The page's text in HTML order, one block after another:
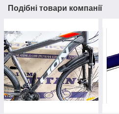
Подібні товари компанії